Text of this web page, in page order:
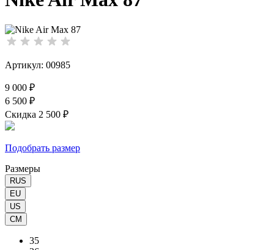
Артикул: 00985
9 000 ₽
6 500 ₽
Скидка 2 500 ₽
Подобрать размер
Размеры
RUS
EU
US
CM
35